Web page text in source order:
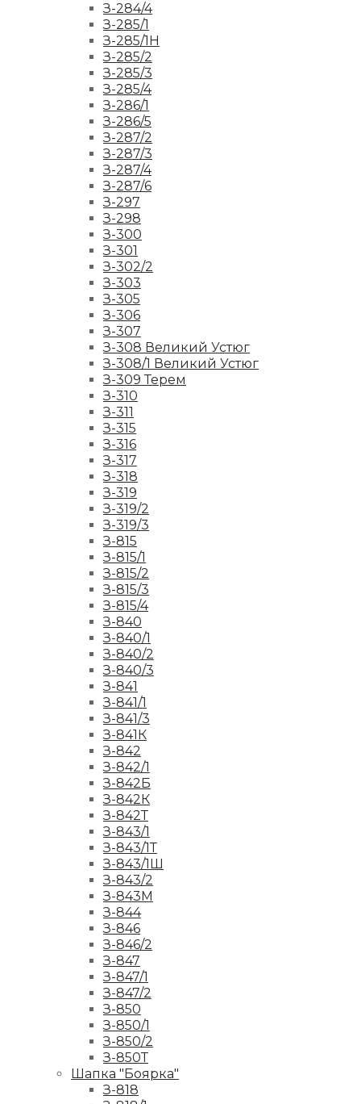
З-284/4
З-285/1
З-285/1Н
З-285/2
З-285/3
З-285/4
З-286/1
З-286/5
З-287/2
З-287/3
З-287/4
З-287/6
З-297
З-298
З-300
З-301
З-302/2
З-303
З-305
З-306
З-307
З-308 Великий Устюг
З-308/1 Великий Устюг
З-309 Терем
З-310
З-311
З-315
З-316
З-317
З-318
З-319
З-319/2
З-319/3
З-815
З-815/1
З-815/2
З-815/3
З-815/4
З-840
З-840/1
З-840/2
З-840/3
З-841
З-841/1
З-841/3
З-841К
З-842
З-842/1
З-842Б
З-842К
З-842Т
З-843/1
З-843/1Т
З-843/1Ш
З-843/2
З-843М
З-844
З-846
З-846/2
З-847
З-847/1
З-847/2
З-850
З-850/1
З-850/2
З-850Т
Шапка "Боярка"
З-818